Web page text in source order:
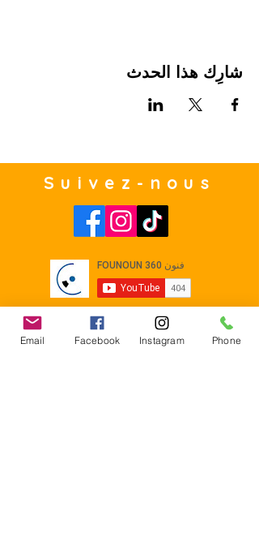
شارِك هذا الحدث
Suivez-nous
Email Facebook Instagram Phone